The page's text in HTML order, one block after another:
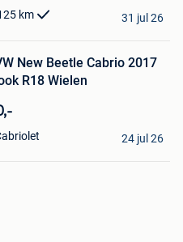
km 31 jul 26
New Beetle Cabrio 2017
R18 Wielen
24 jul 26